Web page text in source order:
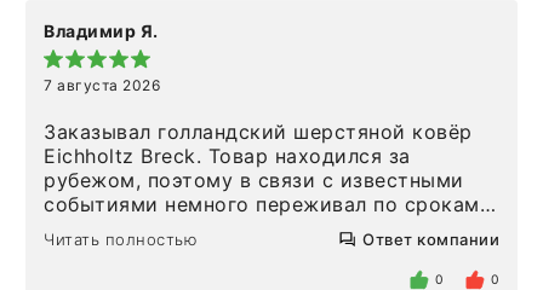
Владимир Я.
7 августа 2026
Заказывал голландский шерстяной ковёр
Eichholtz Breck. Товар находился за
рубежом, поэтому в связи с известными
событиями немного переживал по срокам.
Но homeadore привезли ровно в
определенное в договоре время, без
Читать полностью Ответ компании
0 0